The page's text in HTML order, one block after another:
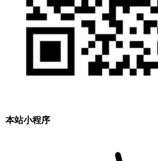
本站小程序